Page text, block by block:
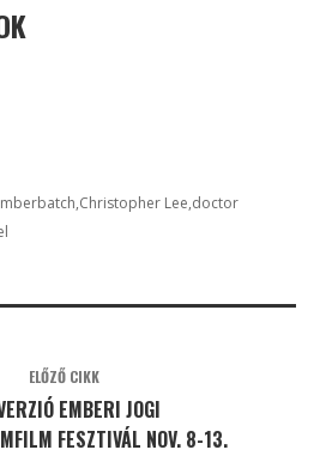
Christopher Lee doctor
ELŐZŐ CIKK
EMBERI JOGI
FESZTIVÁL NOV. 8-13.